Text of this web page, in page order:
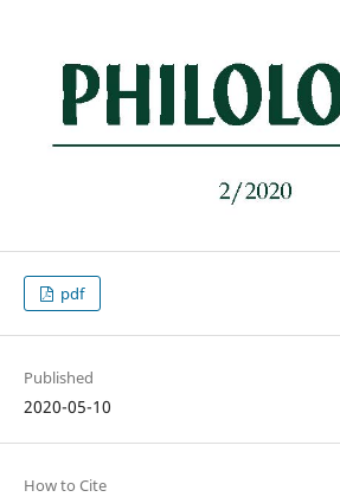
pdf
Published
2020-05-10
How to Cite